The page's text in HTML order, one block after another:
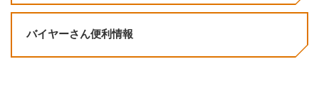
バイヤーさん便利情報